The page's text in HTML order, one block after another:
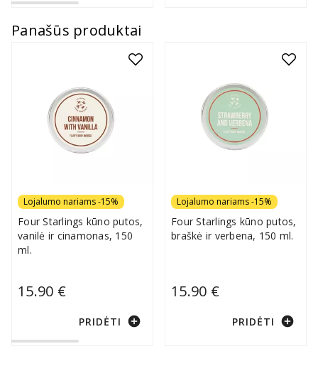
Panašūs produktai
Lojalumo nariams -15%
Four Starlings kūno putos,
vanilė ir cinamonas, 150
ml.
15.90 €
PRIDĖTI add_circle
Lojalumo nariams -15%
Four Starlings kūno putos,
braškė ir verbena, 150 ml.
15.90 €
PRIDĖTI add_circle